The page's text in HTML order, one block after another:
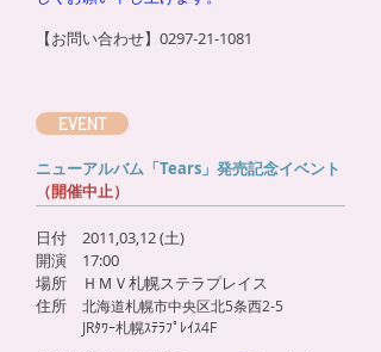
【お問い合わせ】0297-21-1081
EVENT
ニューアルバム「Tears」発売記念イベント
（開催中止）
日付 2011,03,12 (土)
開演 17:00
場所 ＨＭＶ札幌ステラプレイス
住所 北海道札幌市中央区北5条西2-5
JRﾀﾜｰ札幌ｽﾃﾗﾌﾟﾚｲｽ4F